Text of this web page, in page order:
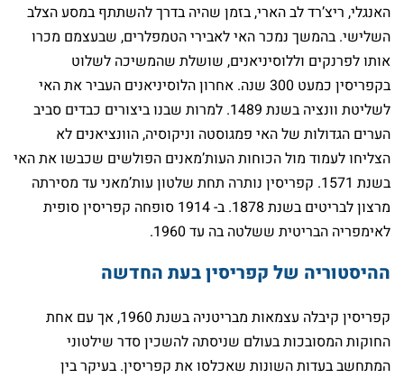
האנגלי, ריצ’רד לב הארי, בזמן שהיה בדרך להשתתף במסע הצלב
השלישי. בהמשך נמכר האי לאבירי הטמפלרים, שבעצמם מכרו
אותו לפרנקים וללוסיניאנים, שושלת שהמשיכה לשלוט
בקפריסין כמעט 300 שנה. אחרון הלוסיניאנים העביר את האי
לשליטת וונציה בשנת 1489. למרות שבנו ביצורים כבדים סביב
הערים הגדולות של האי פמגוסטה וניקוסיה, הוונציאנים לא
הצליחו לעמוד מול הכוחות העות’מאנים הפולשים שכבשו את האי
בשנת 1571. קפריסין נותרה תחת שלטון עות’מאני עד מסירתה
מרצון לבריטים בשנת 1878. ב- 1914 סופחה קפריסין סופית
לאימפריה הבריטית ששלטה בה עד 1960.
ההיסטוריה של קפריסין בעת החדשה
קפריסין קיבלה עצמאות מבריטניה בשנת 1960, אך עם אחת
החוקות המסובכות בעולם שניסתה להשכין סדר שילטוני
המתחשב בעדות השונות שאכלסו את קפריסין. בעיקר בין